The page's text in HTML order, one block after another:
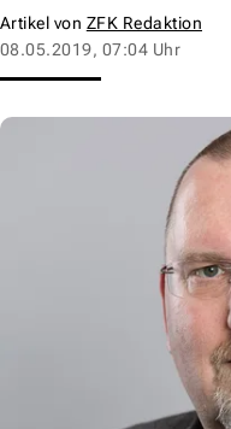
Artikel von ZFK Redaktion
08.05.2019, 07:04 Uhr